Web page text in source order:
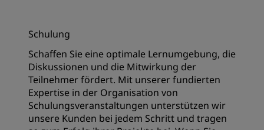
Schulung
Schaffen Sie eine optimale Lernumgebung, die
Diskussionen und die Mitwirkung der
Teilnehmer fördert. Mit unserer fundierten
Expertise in der Organisation von
Schulungsveranstaltungen unterstützen wir
unsere Kunden bei jedem Schritt und tragen